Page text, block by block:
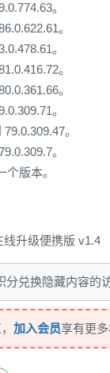
。
。
。
。
。
。
。
。
个版本。
线升级便携版 v1.4
分兑换隐藏内容的
加入会员享有更多